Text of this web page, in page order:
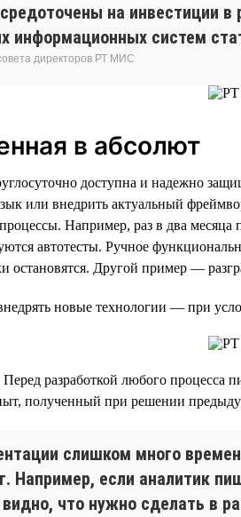
на инвестиции
информационных систем
директоров РТ МИС
в абсолют
доступна и надежно
или внедрить актуальный
Например, раз в два месяца
автотесты. Ручное
остановятся. Другой пример —
новые технологии — при
разработкой любого процесса
полученный при решении
слишком много
Например, если аналитик
что нужно сделать в